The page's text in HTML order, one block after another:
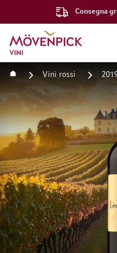
Consegna
Vai alla Home Page
Home Vini rossi
Vai